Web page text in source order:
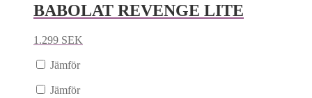
BABOLAT REVENGE LITE
1.299 SEK
Jämför
Jämför